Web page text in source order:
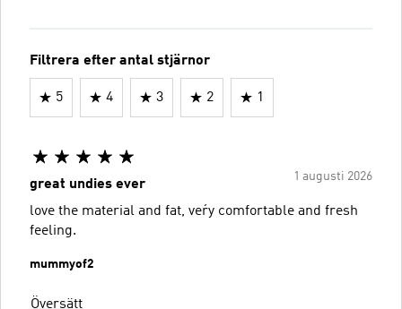
Filtrera efter antal stjärnor
5 4 3 2 1
1 augusti 2026
great undies ever
love the material and fat, veŕy comfortable and fresh
feeling.
mummyof2
Översätt